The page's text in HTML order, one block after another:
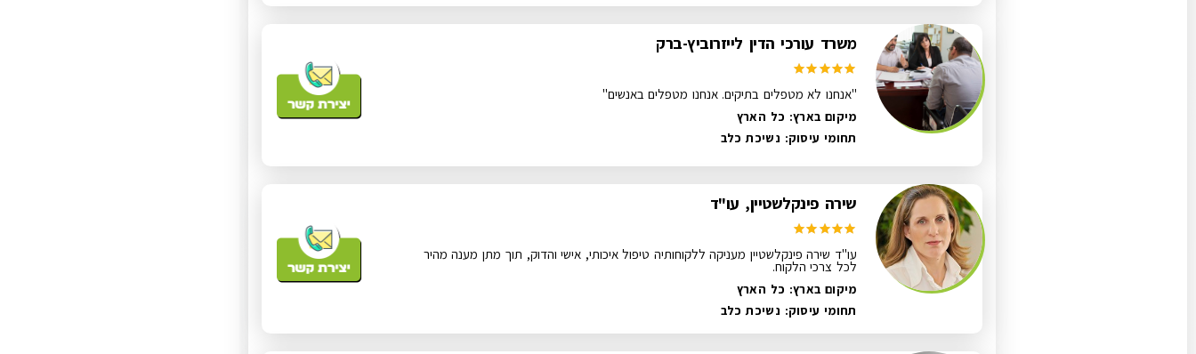
משרד עורכי הדין לייזרוביץ-ברק
"אנחנו לא מטפלים בתיקים. אנחנו מטפלים באנשים"
מיקום בארץ: כל הארץ
תחומי עיסוק: נשיכת כלב
שירה פינקלשטיין, עו"ד
עו"ד שירה פינקלשטיין מעניקה ללקוחותיה טיפול איכותי, אישי והדוק, תוך מתן מענה מהיר
לכל צרכי הלקוח.
מיקום בארץ: כל הארץ
תחומי עיסוק: נשיכת כלב